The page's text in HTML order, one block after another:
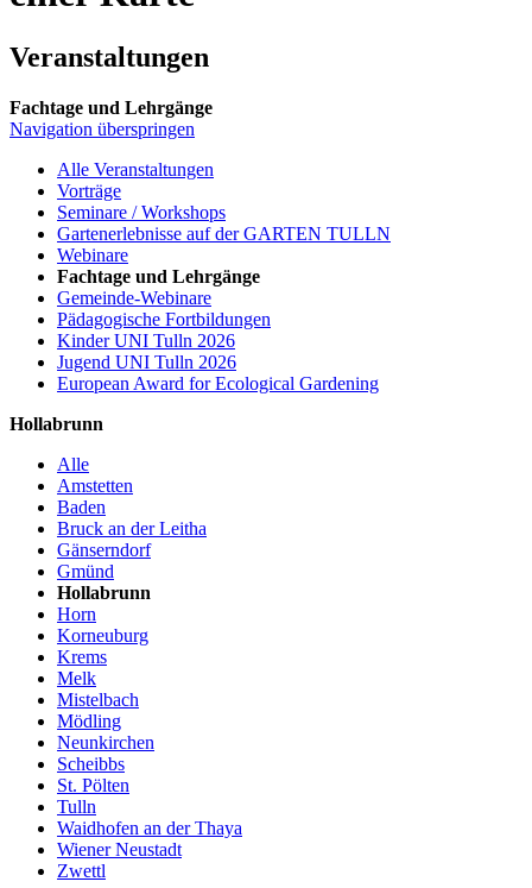
Veranstaltungen
Fachtage und Lehrgänge
Navigation überspringen
Alle Veranstaltungen
Vorträge
Seminare / Workshops
Gartenerlebnisse auf der GARTEN TULLN
Webinare
Fachtage und Lehrgänge
Gemeinde-Webinare
Pädagogische Fortbildungen
Kinder UNI Tulln 2026
Jugend UNI Tulln 2026
European Award for Ecological Gardening
Hollabrunn
Alle
Amstetten
Baden
Bruck an der Leitha
Gänserndorf
Gmünd
Hollabrunn
Horn
Korneuburg
Krems
Melk
Mistelbach
Mödling
Neunkirchen
Scheibbs
St. Pölten
Tulln
Waidhofen an der Thaya
Wiener Neustadt
Zwettl